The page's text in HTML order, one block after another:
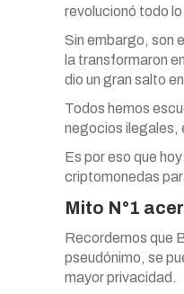
revolucionó todo
Sin embargo, son
la transformaron
dio un gran salto
Todos hemos
negocios ilegales,
Es por eso que
criptomonedas
Mito N°1
Recordemos que
pseudónimo, se
mayor privacidad.